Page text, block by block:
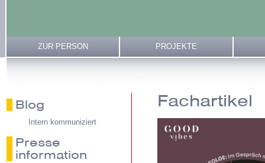
ZUR PERSON PROJEKTE
Blog
Intern kommuniziert
Presse
information
Fachartikel